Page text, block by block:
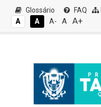
Glossário FAQ
A
A A- A A+